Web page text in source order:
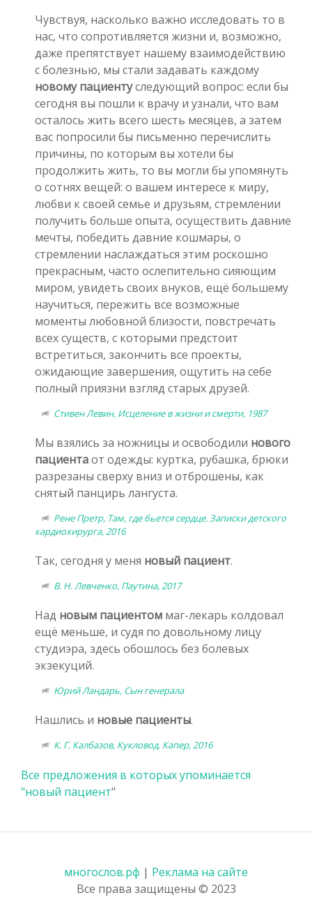
Чувствуя, насколько важно исследовать то в
нас, что сопротивляется жизни и, возможно,
даже препятствует нашему взаимодействию
с болезнью, мы стали задавать каждому
новому пациентуследующий вопрос: если бы
сегодня вы пошли к врачу и узнали, что вам
осталось жить всего шесть месяцев, а затем
вас попросили бы письменно перечислить
причины, по которым вы хотели бы
продолжить жить, то вы могли бы упомянуть
о сотнях вещей: о вашем интересе к миру,
любви к своей семье и друзьям, стремлении
получить больше опыта, осуществить давние
мечты, победить давние кошмары, о
стремлении наслаждаться этим роскошно
прекрасным, часто ослепительно сияющим
миром, увидеть своих внуков, ещё большему
научиться, пережить все возможные
моменты любовной близости, повстречать
всех существ, с которыми предстоит
встретиться, закончить все проекты,
ожидающие завершения, ощутить на себе
полный приязни взгляд старых друзей.
Стивен Левин, Исцеление в жизни и смерти, 1987
Мы взялись за ножницы и освободили нового
пациентаот одежды: куртка, рубашка, брюки
разрезаны сверху вниз и отброшены, как
снятый панцирь лангуста.
Рене Претр, Там, где бьется сердце. Записки детского
кардиохирурга, 2016
Так, сегодня у меня новый пациент.
В. Н. Левченко, Паутина, 2017
Над новым пациентом маг-лекарь колдовал
ещё меньше, и судя по довольному лицу
студиэра, здесь обошлось без болевых
экзекуций.
Юрий Ландарь, Сын генерала
Нашлись и новые пациенты.
К. Г. Калбазов, Кукловод. Капер, 2016
Все предложения в которых упоминается
"новый пациент"
многослов.рф | Реклама на сайте
Все права защищены © 2023